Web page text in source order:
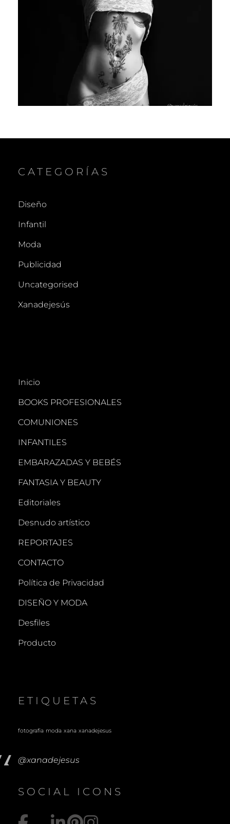
CATEGORÍAS
Diseño
Infantil
Moda
Publicidad
Uncategorised
Xanadejesús
Inicio
BOOKS PROFESIONALES
COMUNIONES
INFANTILES
EMBARAZADAS Y BEBÉS
FANTASIA Y BEAUTY
Editoriales
Desnudo artístico
REPORTAJES
CONTACTO
Política de Privacidad
DISEÑO Y MODA
Desfiles
Producto
ETIQUETAS
fotografia moda xana xanadejesus
@xanadejesus
SOCIAL ICONS